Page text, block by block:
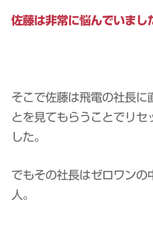
佐藤は非常に悩んでいまし
そこで佐藤は飛電の社長に
とを見てもらうことでリセ
した。
でもその社長はゼロワンの
人。